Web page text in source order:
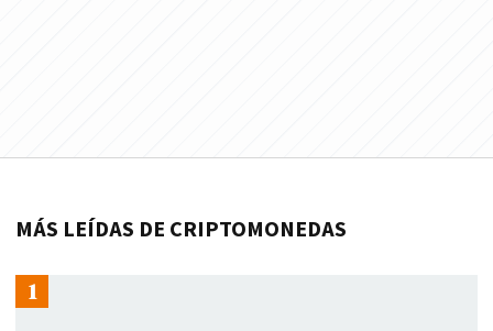
MÁS LEÍDAS DE CRIPTOMONEDAS